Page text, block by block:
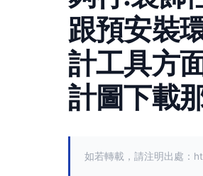
跟預安裝
計工具方
計圖下載
如若轉載，請注明出處：